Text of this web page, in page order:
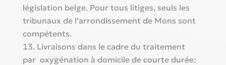
législation belge. Pour tous litiges, seuls les
tribunaux de l’arrondissement de Mons sont
compétents.
Livraisons dans le cadre du traitement
par oxygénation à domicile de courte durée: